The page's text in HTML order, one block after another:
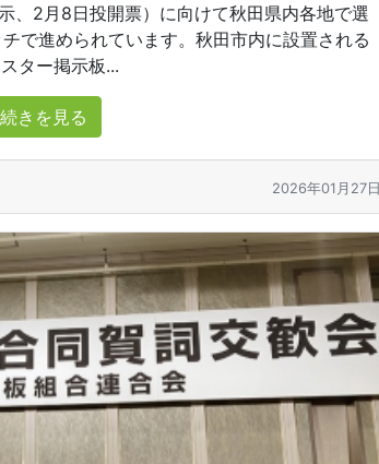
、2月8日投開票）に向けて秋田県内各地で選
で進められています。秋田市内に設置される
ター掲示板...
続きを見る
2026年01月27日